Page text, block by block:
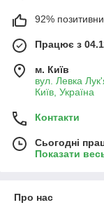
92%
Працює з
м. Київ
вул. Левка
Київ, Україна
Контакти
Сьогодні
Показати
Про нас